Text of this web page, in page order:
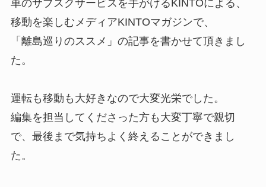
車のサブスクサービスを手がけるKINTOによる、
移動を楽しむメディアKINTOマガジンで、
「離島巡りのススメ」の記事を書かせて頂きまし
た。
運転も移動も大好きなので大変光栄でした。
編集を担当してくださった方も大変丁寧で親切
で、最後まで気持ちよく終えることができまし
た。